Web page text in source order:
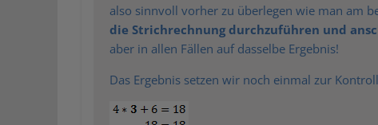
also sinnvoll vorher zu überlegen wie man am
die Strichrechnung durchzuführen und
aber in allen Fällen auf dasselbe Ergebnis!
Das Ergebnis setzen wir noch einmal zur